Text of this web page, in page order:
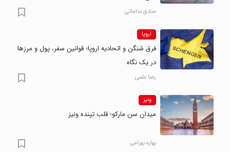
صادق نداماتی
اروپا
فرق شنگن و اتحادیه اروپا؛ قوانین سفر، پول و مرزها
در یک نگاه
رضا علمی
ونیز
میدان سن مارکو؛ قلب تپنده ونیز
بهاره بهرامی